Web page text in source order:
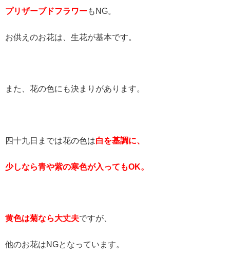
プリザーブドフラワーもNG。
お供えのお花は、生花が基本です。
また、花の色にも決まりがあります。
四十九日までは花の色は白を基調に、
少しなら青や紫の寒色が入ってもOK。
黄色は菊なら大丈夫ですが、
他のお花はNGとなっています。